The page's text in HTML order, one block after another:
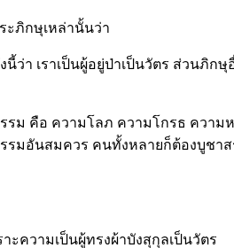
ะภิกษุเหล่านั้นว่า
า เราเป็นผู้อยู่ป่าเป็นวัตร ส่วนภิก
คือ ความโลภ ความโกรธ ความ
มอันสมควร คนทั้งหลายก็ต้องบูช
ะความเป็นผู้ทรงผ้าบังสุกุลเป็นวัตร